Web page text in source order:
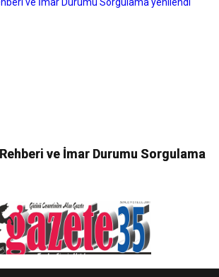
ve İmar Durumu Sorgulama